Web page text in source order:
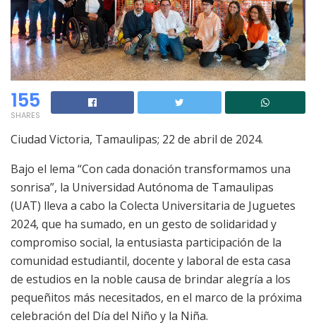
155
SHARES
Ciudad Victoria, Tamaulipas; 22 de abril de 2024.
Bajo el lema “Con cada donación transformamos una
sonrisa”, la Universidad Autónoma de Tamaulipas
(UAT) lleva a cabo la Colecta Universitaria de Juguetes
2024, que ha sumado, en un gesto de solidaridad y
compromiso social, la entusiasta participación de la
comunidad estudiantil, docente y laboral de esta casa
de estudios en la noble causa de brindar alegría a los
pequeñitos más necesitados, en el marco de la próxima
celebración del Día del Niño y la Niña.